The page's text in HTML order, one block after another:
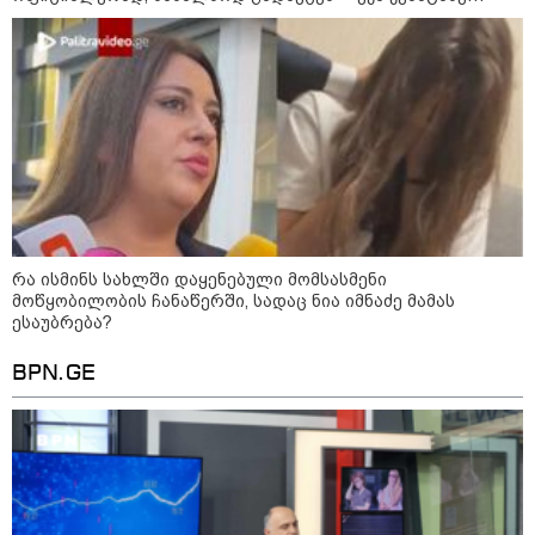
მიწოდება, რომ მასწავლებელი
სექსუალურად ავიწროებდა,
ფაქტობრივად, წაქეზება იყო" -
პროკურორი
კატეგორიის ყველა სიახლე
კატეგორიები
განცხადებას ავრცელებს
რა ისმინს სახლში დაყენებული მომსასმენი
მოწყობილობის ჩანაწერში, სადაც ნია იმნაძე მამას
ესაუბრება?
BPN.GE